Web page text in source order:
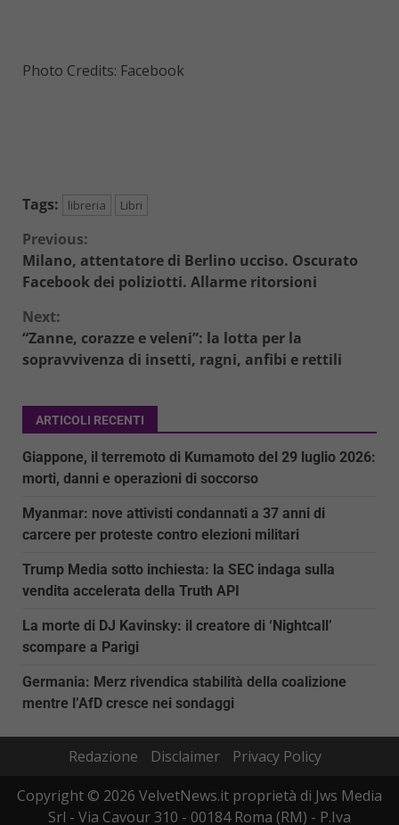
Photo Credits: Facebook
Tags: libreria Libri
Continue
Reading
Previous:
Milano, attentatore di Berlino ucciso. Oscurato
Facebook dei poliziotti. Allarme ritorsioni
Next:
“Zanne, corazze e veleni”: la lotta per la
sopravvivenza di insetti, ragni, anfibi e rettili
ARTICOLI RECENTI
Giappone, il terremoto di Kumamoto del 29 luglio 2026:
morti, danni e operazioni di soccorso
Myanmar: nove attivisti condannati a 37 anni di
carcere per proteste contro elezioni militari
Trump Media sotto inchiesta: la SEC indaga sulla
vendita accelerata della Truth API
La morte di DJ Kavinsky: il creatore di ‘Nightcall’
scompare a Parigi
Germania: Merz rivendica stabilità della coalizione
mentre l’AfD cresce nei sondaggi
Redazione Disclaimer
Privacy Policy
Copyright © 2026 VelvetNews.it proprietà di Jws Media
Srl - Via Cavour 310 - 00184 Roma (RM) - P.Iva